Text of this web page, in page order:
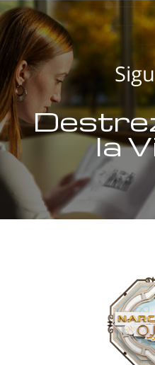
la